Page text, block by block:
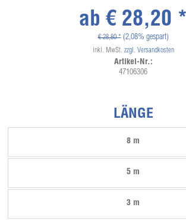
LÄNGE
8 m
5 m
3 m
ab € 28,20 *
€ 28,80 * (2,08% gespart)
inkl. MwSt. zzgl. Versandkosten
Artikel-Nr.:
47106306